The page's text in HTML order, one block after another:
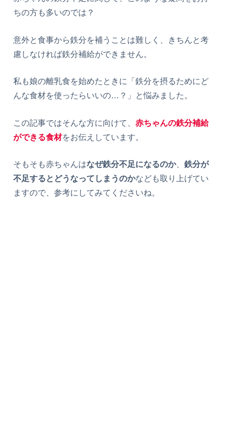
ちの方も多いのでは？
意外と食事から鉄分を補うことは難しく、きちんと考
慮しなければ鉄分補給ができません。
私も娘の離乳食を始めたときに「鉄分を摂るためにど
んな食材を使ったらいいの…？」と悩みました。
この記事ではそんな方に向けて、 赤ちゃんの鉄分補給
ができる食材をお伝えしています。
そもそも赤ちゃんはなぜ鉄分不足になるのか、 鉄分が
不足するとどうなってしまうのかなども取り上げてい
ますので、参考にしてみてくださいね。